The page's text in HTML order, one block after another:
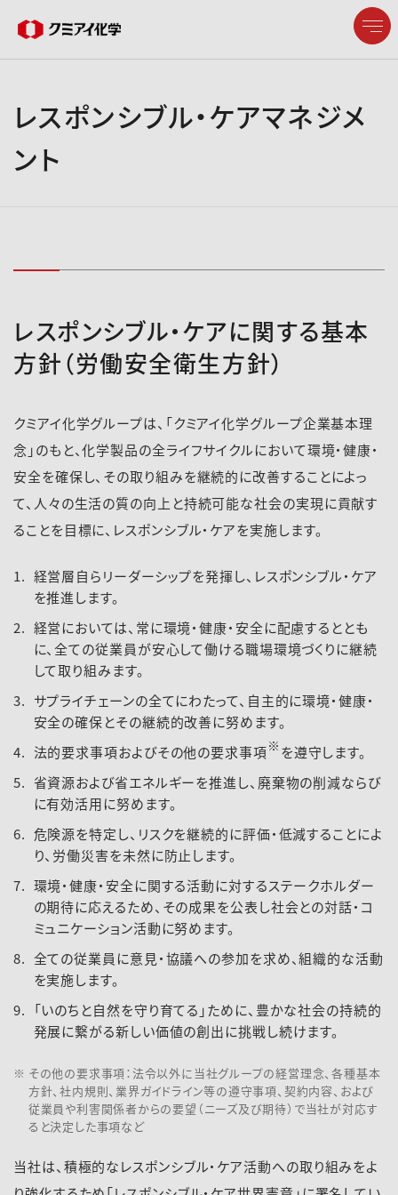
ニュース お問い合わせ English
企業情報
研究開発
サステナビリティ
株主・投資家情報
採用情報
レスポンシブル・ケアマネジメ
ント
レスポンシブル・ケアに関する基本
方針（労働安全衛生方針）
クミアイ化学グループは、「クミアイ化学グループ企業基本理
念」のもと、化学製品の全ライフサイクルにおいて環境・健康・
安全を確保し、その取り組みを継続的に改善することによっ
て、人々の生活の質の向上と持続可能な社会の実現に貢献す
ることを目標に、レスポンシブル・ケアを実施します。
経営層自らリーダーシップを発揮し、レスポンシブル・ケア
を推進します。
経営においては、常に環境・健康・安全に配慮するととも
に、全ての従業員が安心して働ける職場環境づくりに継続
して取り組みます。
サプライチェーンの全てにわたって、自主的に環境・健康・
安全の確保とその継続的改善に努めます。
法的要求事項およびその他の要求事項※ を遵守します。
省資源および省エネルギーを推進し、廃棄物の削減ならび
に有効活用に努めます。
危険源を特定し、リスクを継続的に評価・低減することによ
り、労働災害を未然に防止します。
環境・健康・安全に関する活動に対するステークホルダー
の期待に応えるため、その成果を公表し社会との対話・コ
ミュニケーション活動に努めます。
全ての従業員に意見・協議への参加を求め、組織的な活動
を実施します。
「いのちと自然を守り育てる」ために、豊かな社会の持続的
発展に繋がる新しい価値の創出に挑戦し続けます。
その他の要求事項：法令以外に当社グループの経営理念、各種基本
方針、社内規則、業界ガイドライン等の遵守事項、契約内容、および
従業員や利害関係者からの要望（ニーズ及び期待）で当社が対応す
ると決定した事項など
当社は、積極的なレスポンシブル・ケア活動への取り組みをよ